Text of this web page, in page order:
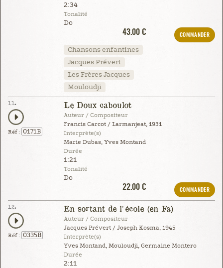
2:34
Tonalité
Do
43.00 €
COMMANDER
Chansons enfantines
Jacques Prévert
Les Frères Jacques
Mouloudji
11.
Réf : 0171B
Le Doux caboulot
Auteur / Compositeur
Francis Carcot / Larmanjeat, 1931
Interprète(s)
Marie Dubas, Yves Montand
Durée
1:21
Tonalité
Do
22.00 €
COMMANDER
12.
Réf : 0335B
En sortant de l'école (en Fa)
Auteur / Compositeur
Jacques Prévert / Joseph Kosma, 1945
Interprète(s)
Yves Montand, Mouloudji, Germaine Montero
Durée
2:11